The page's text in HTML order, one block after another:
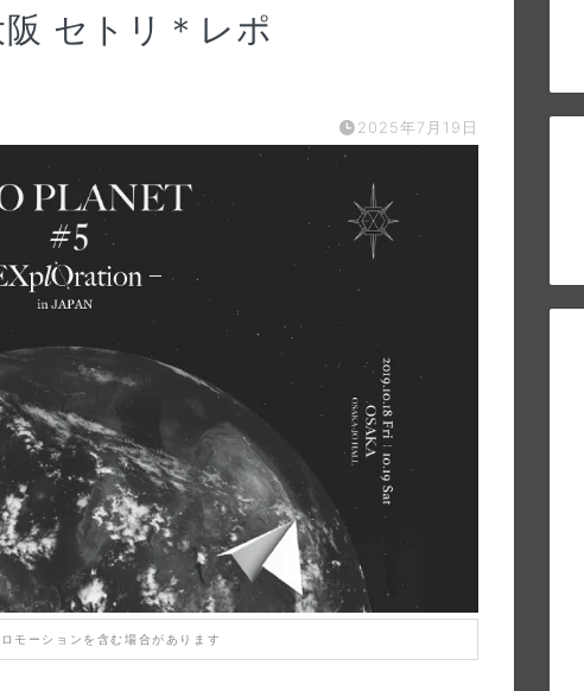
セトリ＊レポ
2025年7月19日
モーションを含む場合があります